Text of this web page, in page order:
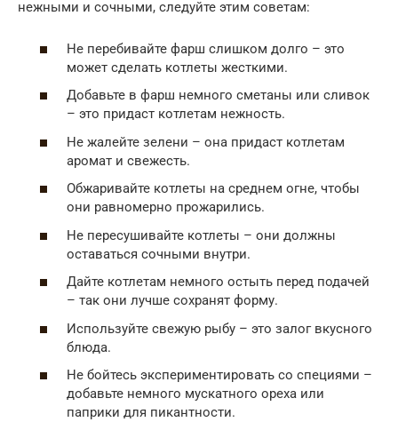
нежными и сочными, следуйте этим советам:
Не перебивайте фарш слишком долго – это
может сделать котлеты жесткими.
Добавьте в фарш немного сметаны или сливок
– это придаст котлетам нежность.
Не жалейте зелени – она придаст котлетам
аромат и свежесть.
Обжаривайте котлеты на среднем огне, чтобы
они равномерно прожарились.
Не пересушивайте котлеты – они должны
оставаться сочными внутри.
Дайте котлетам немного остыть перед подачей
– так они лучше сохранят форму.
Используйте свежую рыбу – это залог вкусного
блюда.
Не бойтесь экспериментировать со специями –
добавьте немного мускатного ореха или
паприки для пикантности.